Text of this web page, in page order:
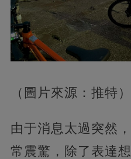
（圖片來源：推特）
由于消息太過突然
常震驚，除了表達